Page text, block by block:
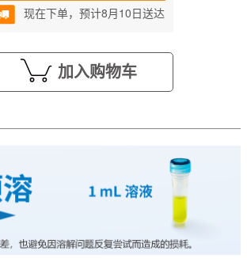
现在下单，预计8月10日送达
加入购物车